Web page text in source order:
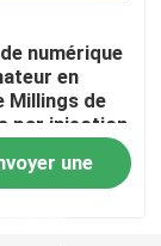
par
numérique
en
Millings de
par injection
des
d'EDM
une